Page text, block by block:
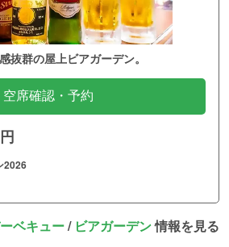
抜群の屋上ビアガーデン。
空席確認・予約
2026
ベキュー/ ビアガーデン情報を見る